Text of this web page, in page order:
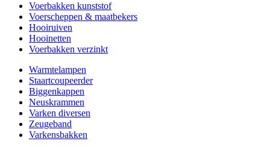
Voerbakken kunststof
Voerscheppen & maatbekers
Hooiruiven
Hooinetten
Voerbakken verzinkt
Warmtelampen
Staartcoupeerder
Biggenkappen
Neuskrammen
Varken diversen
Zeugeband
Varkensbakken